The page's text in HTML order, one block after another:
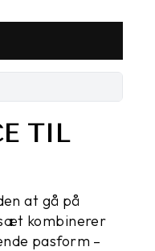
TIL
at gå på
kombinerer
pasform –